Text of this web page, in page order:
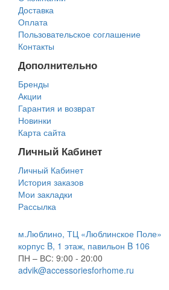
Доставка
Оплата
Пользовательское соглашение
Контакты
Дополнительно
Бренды
Акции
Гарантия и возврат
Новинки
Карта сайта
Личный Кабинет
Личный Кабинет
История заказов
Мои закладки
Рассылка
м.Люблино, ТЦ «Люблинское Поле»
корпус B, 1 этаж, павильон B 106
ПН – ВС: 9:00 - 20:00
advik@accessoriesforhome.ru